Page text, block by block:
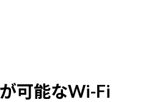
可能なWi-Fi